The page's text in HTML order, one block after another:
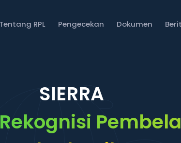
Tentang RPL Pengecekan Dokumen
SIERRA